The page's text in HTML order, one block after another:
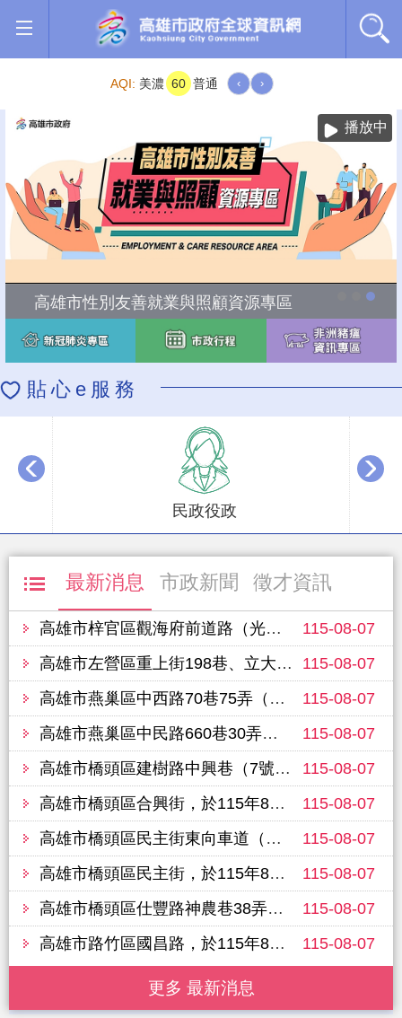
跳到主要內容區塊
AQI: 美濃 60 普通 ‹ ›
播放中
高雄市性別友善就業與照顧資源專區
貼心e服務
播放中
民政役政
最新消息 市政新聞 徵才資訊
115-08-07
高雄市梓官區觀海府前道路（光明路163巷至光明路109巷），於115年8月12日進行路面改善工程，敬請行經車輛提前改道並注意行車安全
115-08-07
高雄市左營區重上街198巷、立大路、重愛路（華夏路至文學路）單車道、富國路450巷，預定於115年8月14日進行路面改善工程，敬請行經車輛提前改道並注意行車安全
115-08-07
高雄市燕巢區中西路70巷75弄（70巷至65弄10號），於115年8月10日進行路面改善工程，敬請行經車輛提前改道並注意行車安全
115-08-07
高雄市燕巢區中民路660巷30弄（2號至弄底），於115年8月10日進行路面改善工程，敬請行經車輛提前改道並注意行車安全
115-08-07
高雄市橋頭區建樹路中興巷（7號至19號），於115年8月11日進行路面改善工程，敬請行經車輛提前改道並注意行車安全
115-08-07
高雄市橋頭區合興街，於115年8月11日進行路面改善工程，敬請行經車輛提前改道並注意行車安全
115-08-07
高雄市橋頭區民主街東向車道（白樹路六合巷至樹德路208巷），於115年8月11日進行路面改善工程，敬請行經車輛提前改道並注意行車安全
115-08-07
高雄市橋頭區民主街，於115年8月11日進行路面改善工程，敬請行經車輛提前改道並注意行車安全
115-08-07
高雄市橋頭區仕豐路神農巷38弄（三民路至仕豐路），於115年8月11日進行路面改善工程，敬請行經車輛提前改道並注意行車安全
115-08-07
高雄市路竹區國昌路，於115年8月13日進行路面改善工程，敬請行經車輛提前改道並注意行車安全
更多 最新消息